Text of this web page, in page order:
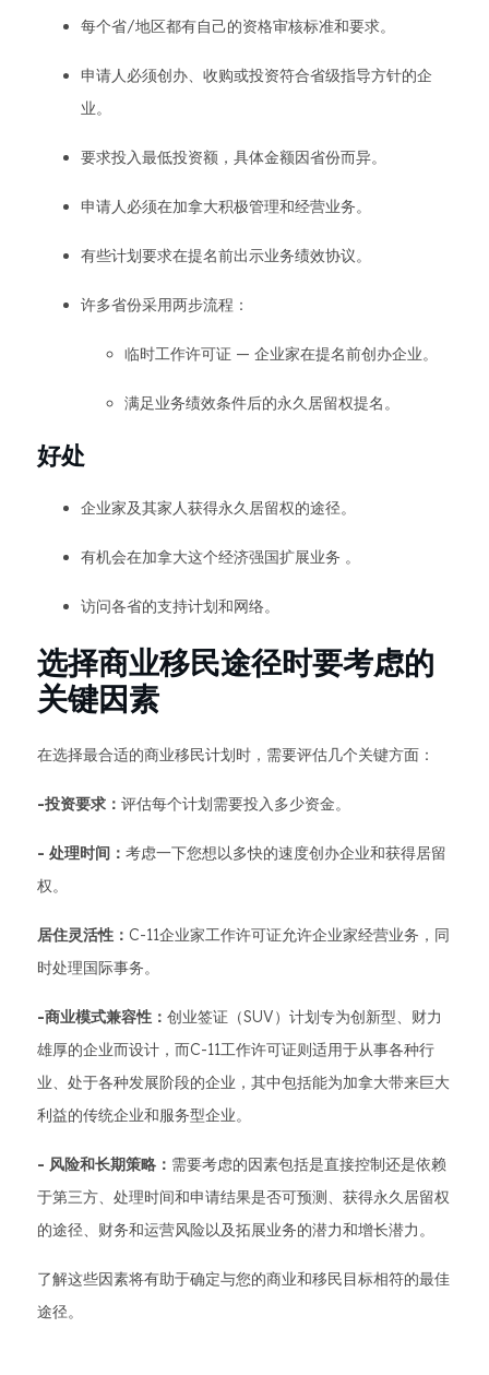
每个省/地区都有自己的资格审核标准和要求。
申请人必须创办、收购或投资符合省级指导方针的企
业。
要求投入最低投资额，具体金额因省份而异。
申请人必须在加拿大积极管理和经营业务。
有些计划要求在提名前出示业务绩效协议。
许多省份采用两步流程：
临时工作许可证 — 企业家在提名前创办企业。
满足业务绩效条件后的永久居留权提名。
好处
企业家及其家人获得永久居留权的途径。
有机会在加拿大这个经济强国扩展业务 。
访问各省的支持计划和网络。
选择商业移民途径时要考虑的
关键因素
在选择最合适的商业移民计划时，需要评估几个关键方面：
-投资要求： 评估每个计划需要投入多少资金。
- 处理时间： 考虑一下您想以多快的速度创办企业和获得居留
权。
居住灵活性： C-11企业家工作许可证允许企业家经营业务，同
时处理国际事务。
-商业模式兼容性： 创业签证（SUV）计划专为创新型、财力
雄厚的企业而设计，而C-11工作许可证则适用于从事各种行
业、处于各种发展阶段的企业，其中包括能为加拿大带来巨大
利益的传统企业和服务型企业。
- 风险和长期策略： 需要考虑的因素包括是直接控制还是依赖
于第三方、处理时间和申请结果是否可预测、获得永久居留权
的途径、财务和运营风险以及拓展业务的潜力和增长潜力。
了解这些因素将有助于确定与您的商业和移民目标相符的最佳
途径。